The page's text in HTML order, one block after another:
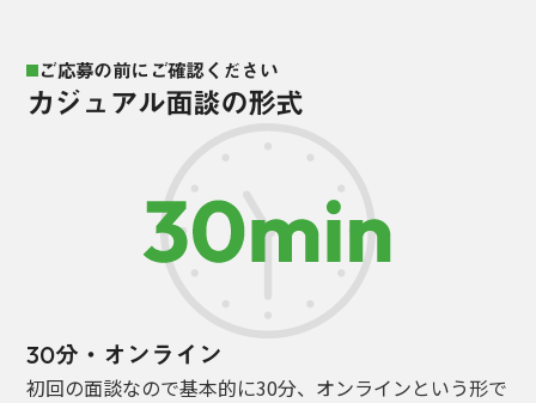
ご応募の前にご確認ください
カジュアル面談の形式
30分・オンライン
初回の面談なので基本的に30分、オンラインという形で